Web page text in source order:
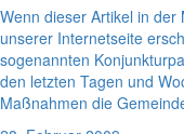
Wenn dieser Artikel in
unserer Internetseite
sogenannten
den letzten Tagen und
Maßnahmen die